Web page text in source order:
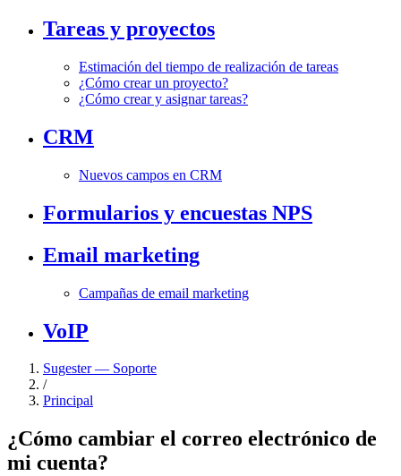
Tareas y proyectos
Estimación del tiempo de realización de tareas
¿Cómo crear un proyecto?
¿Cómo crear y asignar tareas?
CRM
Nuevos campos en CRM
Formularios y encuestas NPS
Email marketing
Campañas de email marketing
VoIP
Sugester — Soporte
/
Principal
¿Cómo cambiar el correo electrónico de
mi cuenta?